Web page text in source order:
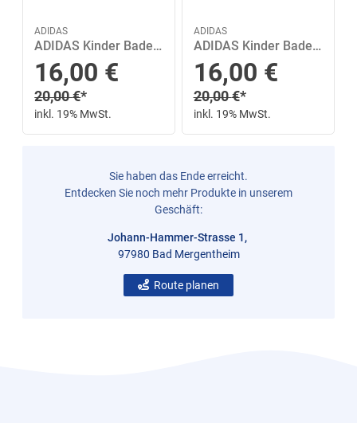
ADIDAS
ADIDAS Kinder Badepantoletten Kinder Badesandalen Adilette Aqua 33 in Schwarz
Sonderpreis
16,00 €
Regulärer Preis
20,00€*
inkl. 19% MwSt.
ADIDAS
ADIDAS Kinder Badepantoletten Kinder Badesandalen Adilette Aqua 36 in Schwarz
Sonderpreis
16,00 €
Regulärer Preis
20,00€*
inkl. 19% MwSt.
Sie haben das Ende erreicht.
Entdecken Sie noch mehr Produkte in unserem
Geschäft:
Johann-Hammer-Strasse 1,
97980 Bad Mergentheim
Route planen